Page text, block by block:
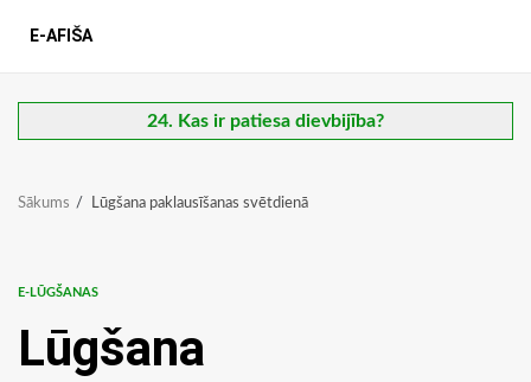
E-AFIŠA
24. Kas ir patiesa dievbijība?
Sākums Lūgšana paklausīšanas svētdienā
E-LŪGŠANAS
Lūgšana